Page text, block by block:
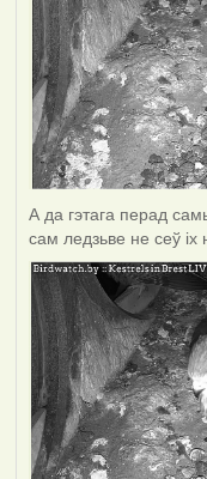
А да гэтага перад
сам ледзьве не сеў